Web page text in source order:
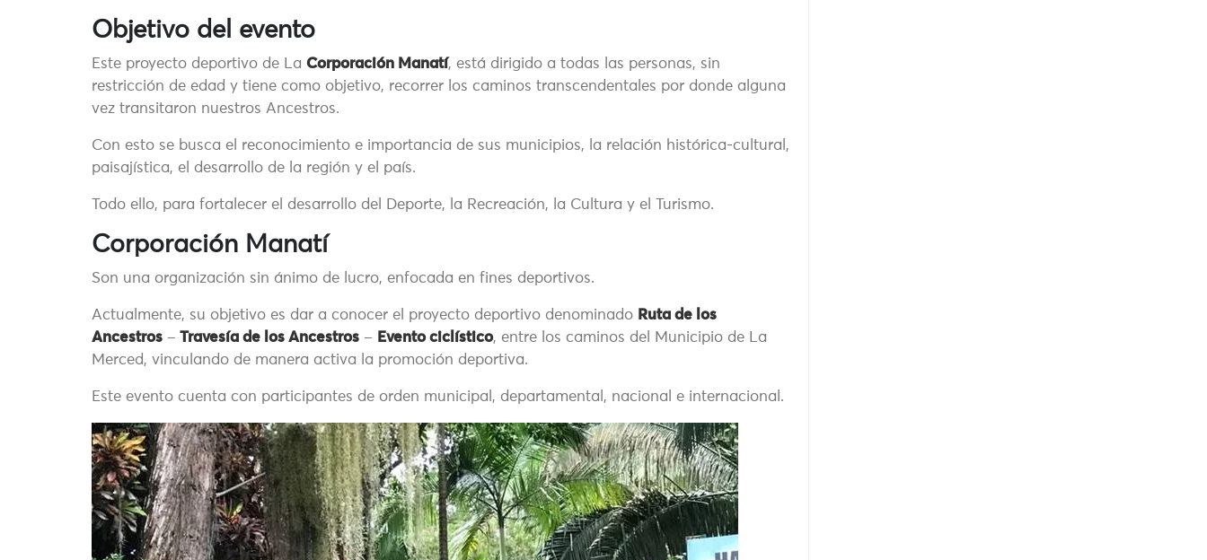
Objetivo del evento
Este proyecto deportivo de La Corporación Manatí, está dirigido a todas las personas, sin
restricción de edad y tiene como objetivo, recorrer los caminos transcendentales por donde alguna
vez transitaron nuestros Ancestros.
Con esto se busca el reconocimiento e importancia de sus municipios, la relación histórica-cultural,
paisajística, el desarrollo de la región y el país.
Todo ello, para fortalecer el desarrollo del Deporte, la Recreación, la Cultura y el Turismo.
Corporación Manatí
Son una organización sin ánimo de lucro, enfocada en fines deportivos.
Actualmente, su objetivo es dar a conocer el proyecto deportivo denominado Ruta de los
Ancestros – Travesía de los Ancestros – Evento ciclístico, entre los caminos del Municipio de La
Merced, vinculando de manera activa la promoción deportiva.
Este evento cuenta con participantes de orden municipal, departamental, nacional e internacional.